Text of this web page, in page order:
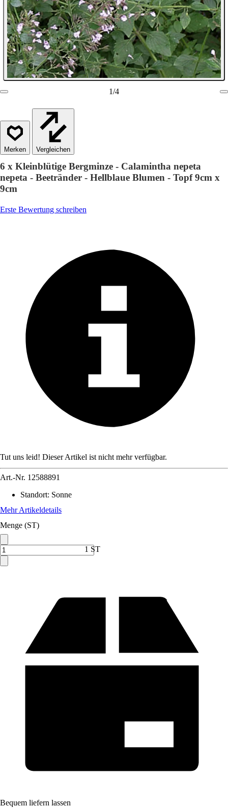
1/4
Vergleichen
6 x Kleinblütige Bergminze - Calamintha nepeta
nepeta - Beetränder - Hellblaue Blumen - Topf 9cm x
9cm
Erste Bewertung schreiben
Tut uns leid! Dieser Artikel ist nicht mehr verfügbar.
Art.-Nr. 12588891
Standort: Sonne
Mehr Artikeldetails
Menge (ST)
1 ST
Bequem liefern lassen